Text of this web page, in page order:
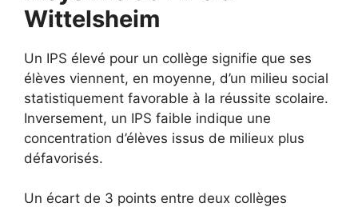
Wittelsheim
Un IPS élevé pour un collège signifie que ses
élèves viennent, en moyenne, d’un milieu social
statistiquement favorable à la réussite scolaire.
Inversement, un IPS faible indique une
concentration d’élèves issus de milieux plus
défavorisés.
Un écart de 3 points entre deux collèges